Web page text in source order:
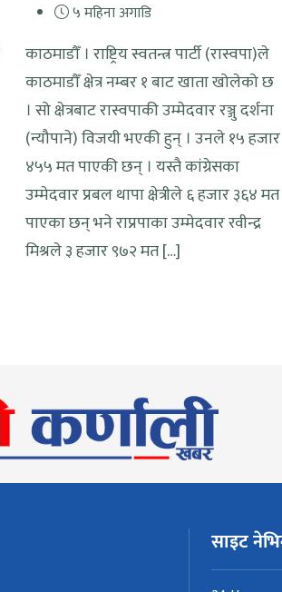
५ महिना अगाडि
काठमाडौँ । राष्ट्रिय स्वतन्त्र पार्टी (रास्वपा)ले
काठमाडौँ क्षेत्र नम्बर १ बाट खाता खोलेको छ
। सो क्षेत्रबाट रास्वपाकी उम्मेदवार रञ्जु दर्शना
(न्यौपाने) विजयी भएकी हुन् । उनले १५ हजार
४५५ मत पाएकी छन् । यस्तै कांग्रेसका
उम्मेदवार प्रबल थापा क्षेत्रीले ६ हजार ३६४ मत
पाएका छन् भने राप्रपाका उम्मेदवार रवीन्द्र
मिश्रले ३ हजार ९७२ मत […]
साइट